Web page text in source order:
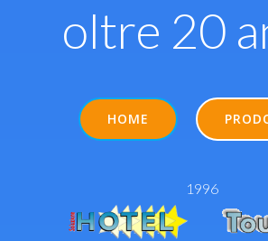
oltre 20
HOME
1996